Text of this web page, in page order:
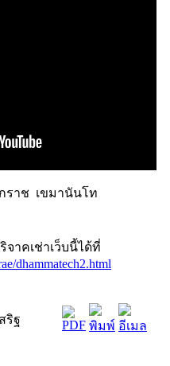
ราช เขมานันโท
าคเช่าเว็บนี้ได้ที่
dhammatech2.html
ริฐ